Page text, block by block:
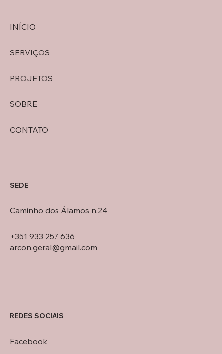
INÍCIO
SERVIÇOS
PROJETOS
SOBRE
CONTATO
+351 933 257 636
arcon.geral@gmail.com
Caminho dos Álamos n.24
SEDE
REDES SOCIAIS
Facebook